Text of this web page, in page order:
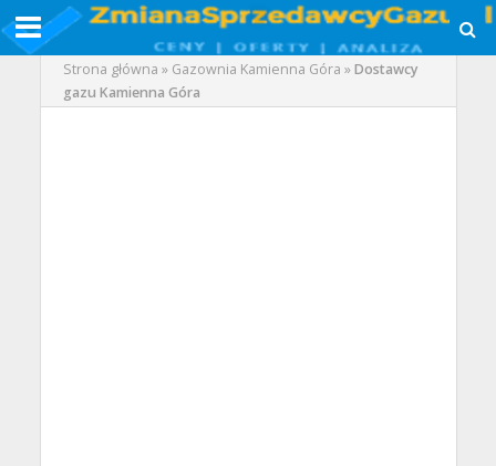
Strona główna » Gazownia Kamienna Góra »Dostawcy
gazu Kamienna Góra